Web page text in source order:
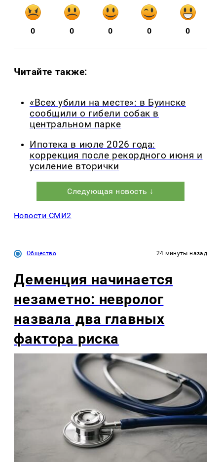
0 0 0 0 0
Читайте также:
«Всех убили на месте»: в Буинске
сообщили о гибели собак в
центральном парке
Ипотека в июле 2026 года:
коррекция после рекордного июня и
усиление вторички
Следующая новость ↓
Новости СМИ2
Общество 24 минуты назад
Деменция начинается
незаметно: невролог
назвала два главных
фактора риска